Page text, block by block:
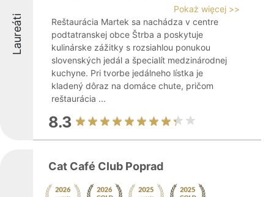
Laureáti
Pokaż więcej >>
Reštaurácia Martek sa nachádza v centre
podtatranskej obce Štrba a poskytuje
kulinárske zážitky s rozsiahlou ponukou
slovenských jedál a špecialít medzinárodnej
kuchyne. Pri tvorbe jedálneho lístka je
kladený dôraz na domáce chute, pričom
reštaurácia ...
8.3
Cat Café Club Poprad